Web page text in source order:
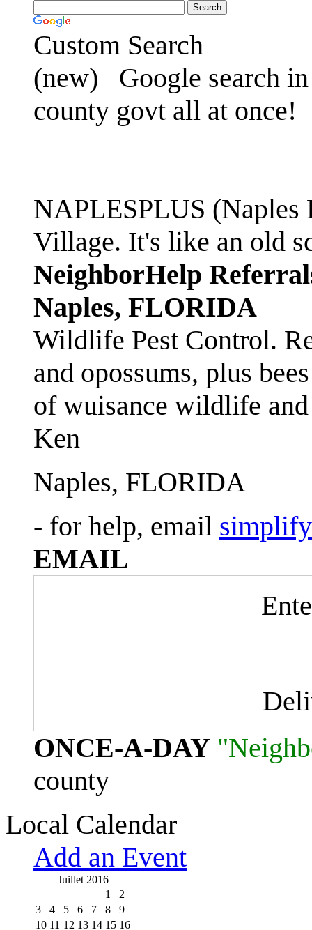
Custom Search
(new)
Google search
county govt all at once!
NAPLESPLUS
Village. It's like an old
NeighborHelp
Naples, FLORIDA
Wildlife Pest Control.
and opossums, plus
of wuisance wildlife
Ken
Naples, FLORIDA
- for help, email
EMAIL
ONCE-A-DAY
county
Local Calendar
Add an Event
Juillet 2016
1
2
3
4 5 6 7 8
9
10 11 12 13 14 15 16